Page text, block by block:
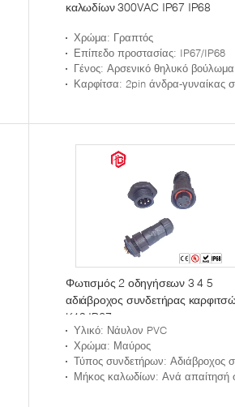
καλωδίων 300VAC IP67 IP68
Χρώμα: Γραπτός
Επίπεδο προστασίας: IP67/IP68
Γένος: Αρσενικό θηλυκό βούλωμα
Καρφίτσα: 2pin άνδρα-γυναίκας
Φωτισμός 2 οδηγήσεων 3 4 5
αδιάβροχος συνδετήρας
K19 IP67
Υλικό: Νάυλον PVC
Χρώμα: Μαύρος
Τύπος συνδετήρων: Αδιάβροχος
Μήκος καλωδίων: Ανά απαίτησή